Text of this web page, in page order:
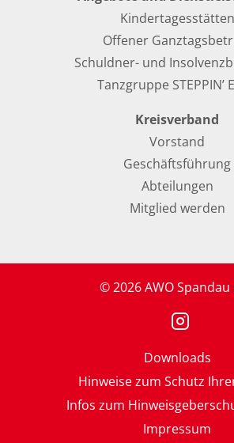
Kindertagesstätten
Offener
Schuldner- und
Tanzgruppe STEPPIN’
Kreisverband
Vorstand
Geschäftsführung
Abteilungen
Mitglied werden
© 2026 AWO Spandau
Downloads
Hinweise zum Schutz
Infos zum
Impressum